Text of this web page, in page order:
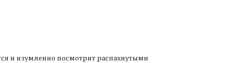
и изумленно посмотрит распахнутыми